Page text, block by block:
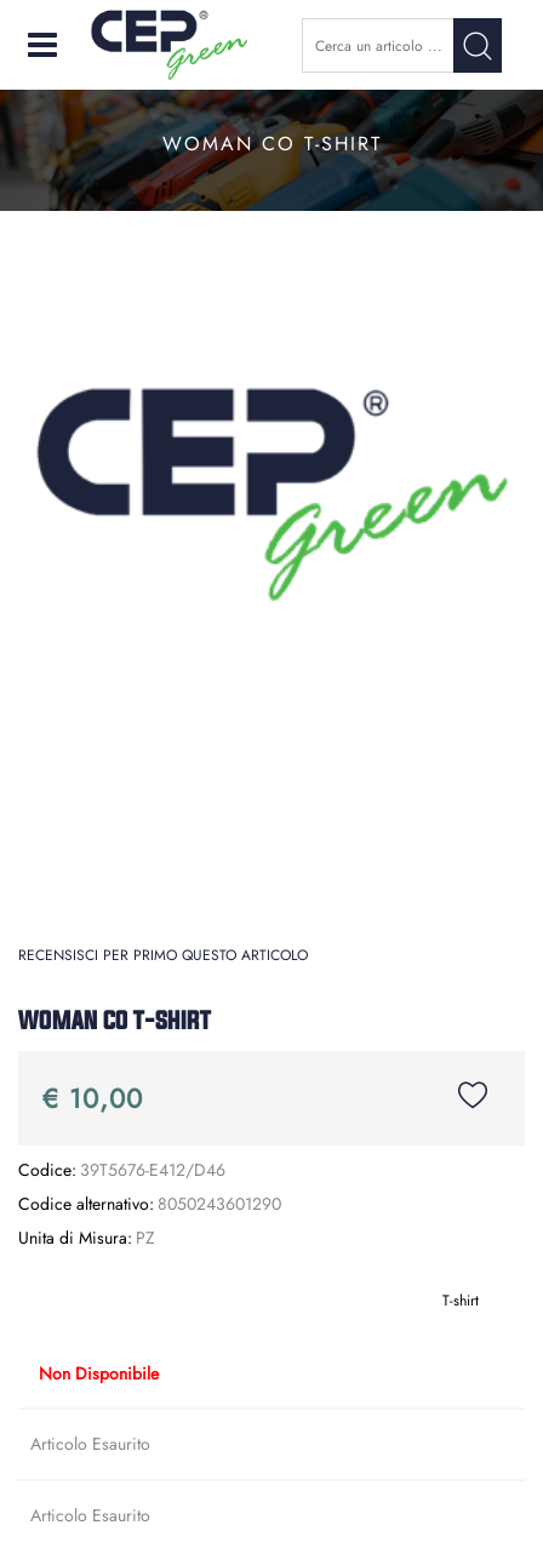
Open
WOMAN CO T-SHIRT
RECENSISCI PER PRIMO QUESTO ARTICOLO
WOMAN CO T-SHIRT
€ 10,00
Codice: 39T5676-E412/D46
Codice alternativo: 8050243601290
Unita di Misura: PZ
T-shirt
Non Disponibile
Articolo Esaurito
Articolo Esaurito